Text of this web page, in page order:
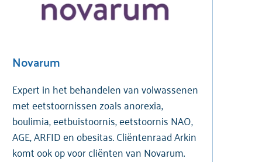
Novarum
Expert in het behandelen van volwassenen
met eetstoornissen zoals anorexia,
boulimia, eetbuistoornis, eetstoornis NAO,
AGE, ARFID en obesitas. Cliëntenraad Arkin
komt ook op voor cliënten van Novarum.